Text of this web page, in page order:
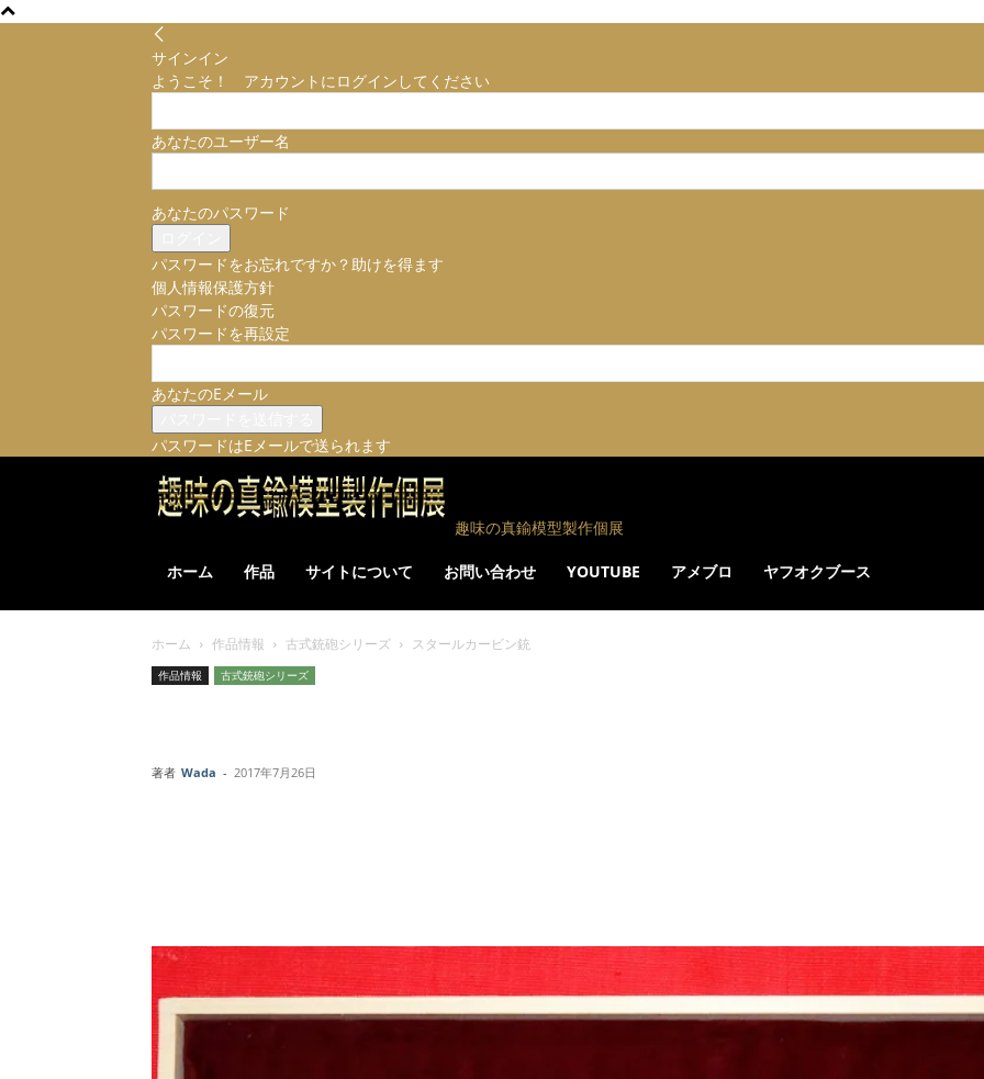
サインイン
ようこそ！ アカウントにログインしてください
あなたのユーザー名
あなたのパスワード
パスワードをお忘れですか？助けを得ます
個人情報保護方針
パスワードの復元
パスワードを再設定
あなたのEメール
パスワードはEメールで送られます
趣味の真鍮模型製作個展
ホーム 作品 サイトについて お問い合わせ YOUTUBE アメブロ ヤフオクブース
ホーム 作品情報 古式銃砲シリーズ スタールカービン銃
作品情報 古式銃砲シリーズ
著者 Wada - 2017年7月26日